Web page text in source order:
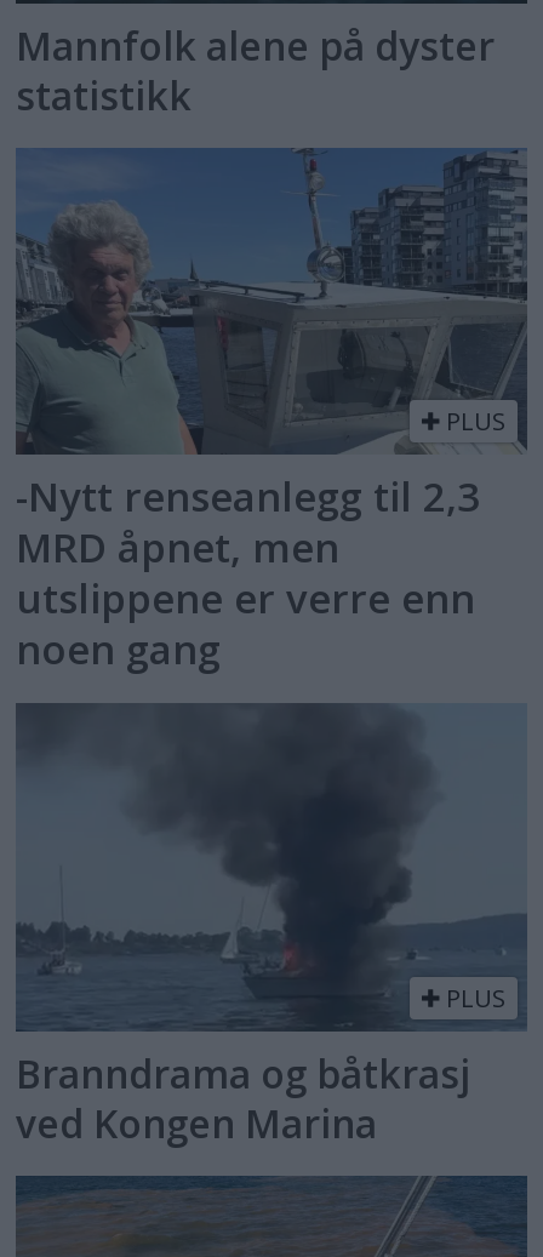
Mannfolk alene på dyster
statistikk
PLUS
-Nytt renseanlegg til 2,3
MRD åpnet, men
utslippene er verre enn
noen gang
PLUS
Branndrama og båtkrasj
ved Kongen Marina